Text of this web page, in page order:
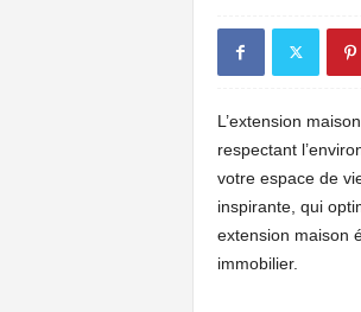
L’extension
respectant
votre espace de
inspirante, qui
extension maison
immobilier.